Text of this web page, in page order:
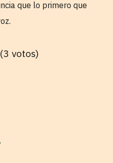
que lo primero que
votos)